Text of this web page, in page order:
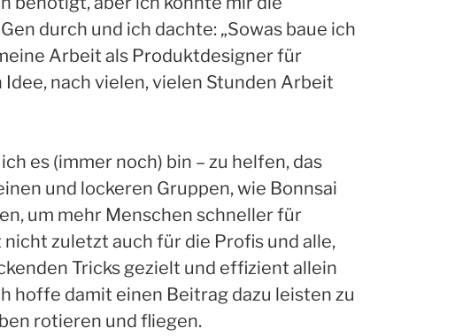
durch und ich dachte: „Sowas baue ich
Arbeit als Produktdesigner für
nach vielen, vielen Stunden Arbeit
es (immer noch) bin – zu helfen, das
und lockeren Gruppen, wie Bonnsai
um mehr Menschen schneller für
zuletzt auch für die Profis und alle,
Tricks gezielt und effizient allein
hoffe damit einen Beitrag dazu leisten zu
rotieren und fliegen.